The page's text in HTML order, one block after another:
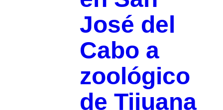
José del
Cabo a
zoológico
de Tijuana